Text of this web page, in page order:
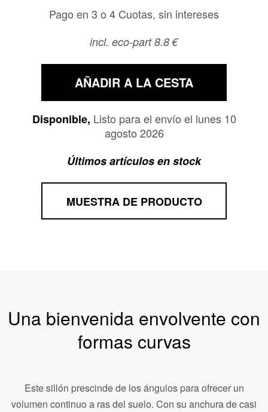
Pago en 3 o 4 Cuotas, sin intereses
incl. eco-part 8.8 €
AÑADIR A LA CESTA
Disponible, Listo para el envío el lunes 10
agosto 2026
Últimos artículos en stock
MUESTRA DE PRODUCTO
Una bienvenida envolvente con
formas curvas
Este sillón prescinde de los ángulos para ofrecer un
volumen continuo a ras del suelo. Con su anchura de casi